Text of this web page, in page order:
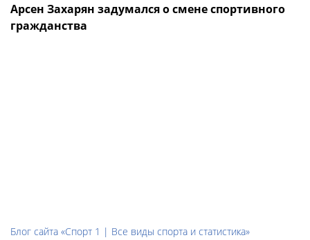
Арсен Захарян задумался о смене спортивного
гражданства
Блог сайта «Спорт 1 | Все виды спорта и статистика»